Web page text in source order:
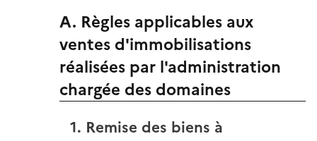
A. Règles applicables aux
ventes d'immobilisations
réalisées par l'administration
chargée des domaines
1. Remise des biens à